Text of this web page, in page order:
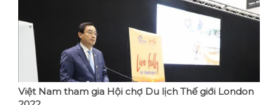
Việt Nam tham gia Hội chợ Du lịch Thế giới London